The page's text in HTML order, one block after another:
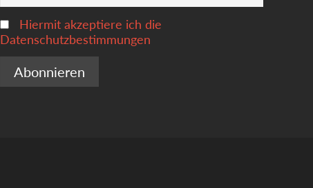
Hiermit akzeptiere ich die
Datenschutzbestimmungen